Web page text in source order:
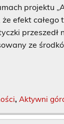
projektu
efekt całego
przeszedł
ze
, Aktywni